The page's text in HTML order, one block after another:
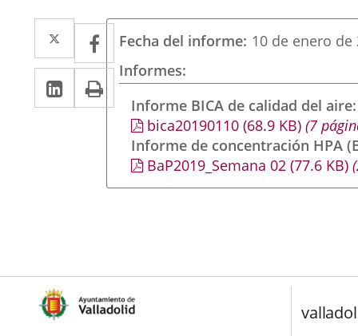
Twitter
Enlace
a
una
aplicación
externa.
Facebook
Enlace
a
una
aplicación
externa.
Linkedin
Enlace
a
aplicación
externa.
Print
Fecha del informe 10 de enero de
Informes
Informe BICA de calidad del aire
bica20190110(68.9 KB)(7
Informe de concentración HPA
BaP2019_Semana 02(77.6 KB)